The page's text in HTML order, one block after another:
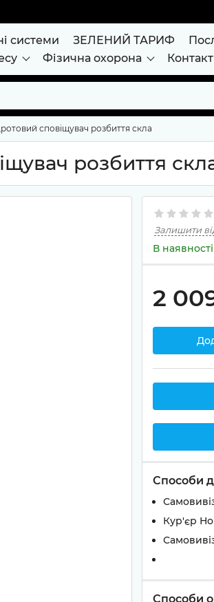
системи ЗЕЛЕНИЙ ТАРИФ
Фізична охорона
сповіщувач розбиття скла
розбиття
Залишити
В наявності
2
Способи
Кур'єр
Способи